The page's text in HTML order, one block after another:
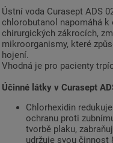
Ústní voda Curasept ADS
chlorobutanol napomáhá
chirurgických zákrocích,
mikroorganismy, které
hojení.
Vhodná je pro pacienty
Účinné látky v Curasept
Chlorhexidin
ochranu proti
tvorbě plaku,
udržuje svou činnost